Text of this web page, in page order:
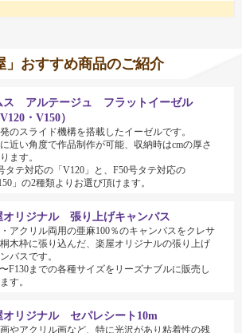
」おすすめ商品のご紹介
ス アルテージュ フラットイーゼル
・V150）
のスライド機構を搭載したイーゼルです。
近い角度で作品制作が可能、収納時はcmの厚さ
ます。
タテ対応の「V120」と、F50号タテ対応の
」の2種類よりお選び頂けます。
オリジナル 張り上げキャンバス
アクリル両用の亜麻100％のキャンバスをクレサ
木枠に張り込んだ、楽屋オリジナルの張り上げ
バスです。
F130までの各種サイズをリーズナブルに販売し
す。
オリジナル セパレシート10m
やアクリル画など、特に光沢があり粘着性の残